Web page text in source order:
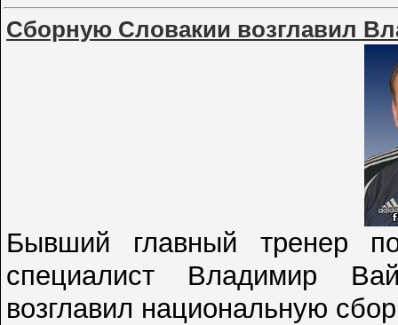
Сборную Словакии возглавил
Бывший главный тренер
специалист Владимир
возглавил национальную